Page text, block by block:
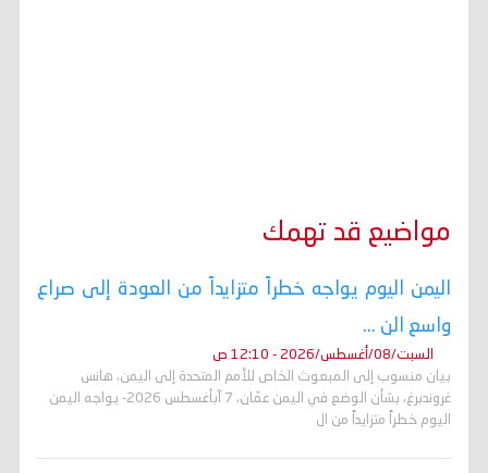
مواضيع قد تهمك
اليمن اليوم يواجه خطراً متزايداً من العودة إلى صراع
واسع الن ...
السبت/08/أغسطس/2026 - 12:10 ص
بيان منسوب إلى المبعوث الخاص للأمم المتحدة إلى اليمن، هانس
غروندبرغ، بشأن الوضع في اليمن عمّان، 7 آبأغسطس 2026- يواجه اليمن
اليوم خطراً متزايداً من ال